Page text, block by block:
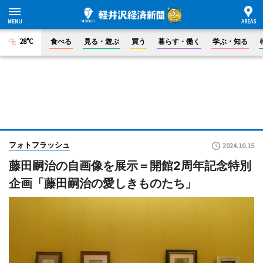
28°C 食べる 見る・遊ぶ 買う 暮らす・働く 学ぶ・知る
フォトフラッシュ 2024.10.15
藤田嗣治の自画像を展示＝開館2周年記念特別
企画「藤田嗣治の愛しきものたち」